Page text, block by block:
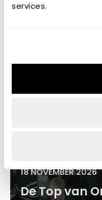
services.
Regional
18 NOVEMBER 2026
De Top van